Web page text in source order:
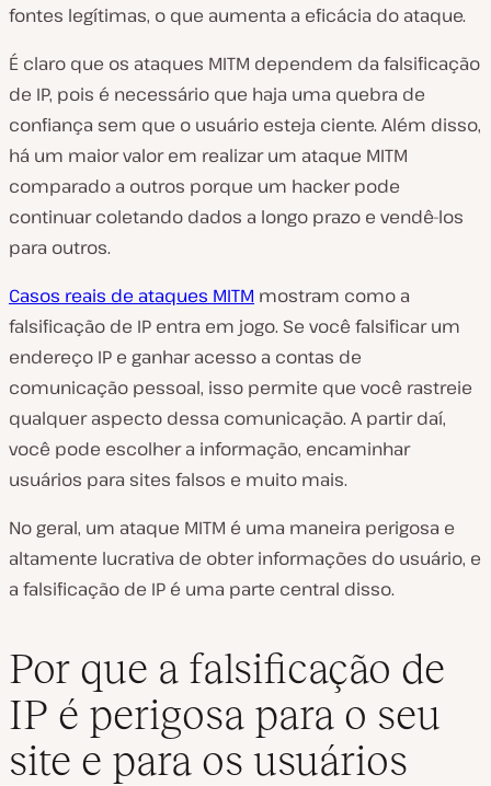
fontes legítimas, o que aumenta a eficácia do ataque.
É claro que os ataques MITM dependem da falsificação
de IP, pois é necessário que haja uma quebra de
confiança sem que o usuário esteja ciente. Além disso,
há um maior valor em realizar um ataque MITM
comparado a outros porque um hacker pode
continuar coletando dados a longo prazo e vendê-los
para outros.
Casos reais de ataques MITM mostram como a
falsificação de IP entra em jogo. Se você falsificar um
endereço IP e ganhar acesso a contas de
comunicação pessoal, isso permite que você rastreie
qualquer aspecto dessa comunicação. A partir daí,
você pode escolher a informação, encaminhar
usuários para sites falsos e muito mais.
No geral, um ataque MITM é uma maneira perigosa e
altamente lucrativa de obter informações do usuário, e
a falsificação de IP é uma parte central disso.
Por que a falsificação de
IP é perigosa para o seu
site e para os usuários